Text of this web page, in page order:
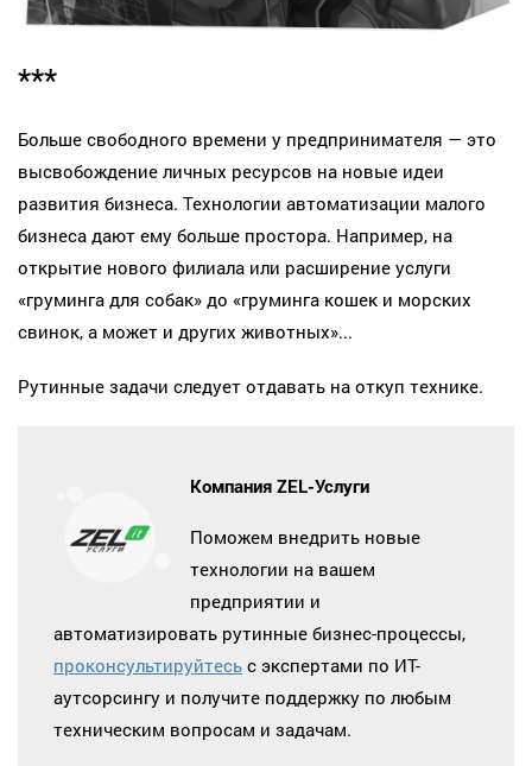
***
Больше свободного времени у предпринимателя — это
высвобождение личных ресурсов на новые идеи
развития бизнеса. Технологии автоматизации малого
бизнеса дают ему больше простора. Например, на
открытие нового филиала или расширение услуги
«груминга для собак» до «груминга кошек и морских
свинок, а может и других животных»...
Рутинные задачи следует отдавать на откуп технике.
Компания ZEL-Услуги
Поможем внедрить новые
технологии на вашем
предприятии и
автоматизировать рутинные бизнес-процессы,
проконсультируйтесь с экспертами по ИТ-
аутсорсингу и получите поддержку по любым
техническим вопросам и задачам.